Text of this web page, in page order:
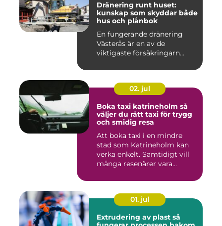
Dränering runt huset:
kunskap som skyddar både
hus och plånbok
En fungerande dränering
Västerås är en av de
viktigaste försäkringarn...
02. jul
Boka taxi katrineholm så
väljer du rätt taxi för trygg
och smidig resa
Att boka taxi i en mindre
stad som Katrineholm kan
verka enkelt. Samtidigt vill
många resenärer vara...
01. jul
Extrudering av plast så